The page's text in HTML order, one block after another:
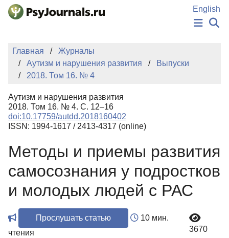
Перейти к основному содержанию
English
НОВОСТИ
АВТОРЫ
КЛЮЧЕВЫЕ СЛОВА
Регистрация
Главная
Журналы
Аутизм и нарушения развития
Выпуски
2018. Том 16. № 4
Аутизм и нарушения развития
2018. Том 16. № 4. С. 12–16
doi:10.17759/autdd.2018160402
ISSN: 1994-1617 / 2413-4317 (online)
Методы и приемы развития
самосознания у подростков
и молодых людей с РАС
Прослушать статью
10 мин.
чтения
3670